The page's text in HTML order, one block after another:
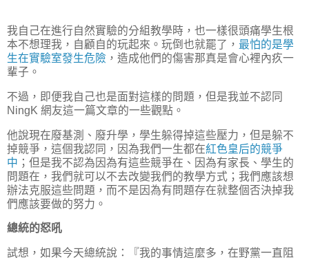
我自己在進行自然實驗的分組教學時，也一樣很頭痛學生根
本不想理我，自顧自的玩起來。玩倒也就罷了， 最怕的是學
生在實驗室發生危險 ，造成他們的傷害那真是會心裡內疚一
輩子。
不過，即便我自己也是面對這樣的問題，但是我並不認同
NingK 網友這一篇文章的一些觀點。
他說現在廢基測、廢升學，學生躲得掉這些壓力，但是躲不
掉競爭，這個我認同，因為我們一生都在紅色皇后的競爭
中 ；但是我不認為因為有這些競爭在、因為有家長、學生的
問題在，我們就可以不去改變我們的教學方式；我們應該想
辦法克服這些問題，而不是因為有問題存在就整個否決掉我
們應該要做的努力。
總統的怒吼
試想，如果今天總統說：『我的事情這麼多，在野黨一直阻